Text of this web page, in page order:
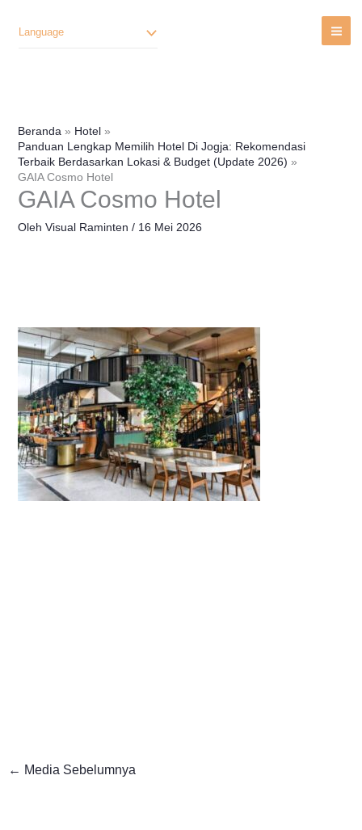
Language
Beranda
Hotel
Panduan Lengkap Memilih Hotel Di Jogja: Rekomendasi
Terbaik Berdasarkan Lokasi & Budget (Update 2026)
GAIA Cosmo Hotel
GAIA Cosmo Hotel
Oleh Visual Raminten / 16 Mei 2026
← Media Sebelumnya